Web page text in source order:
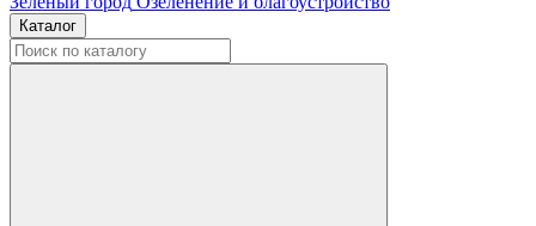
Каталог